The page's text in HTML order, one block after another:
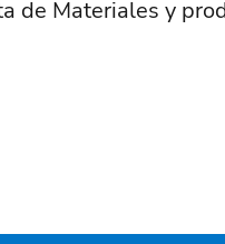
de Materiales y